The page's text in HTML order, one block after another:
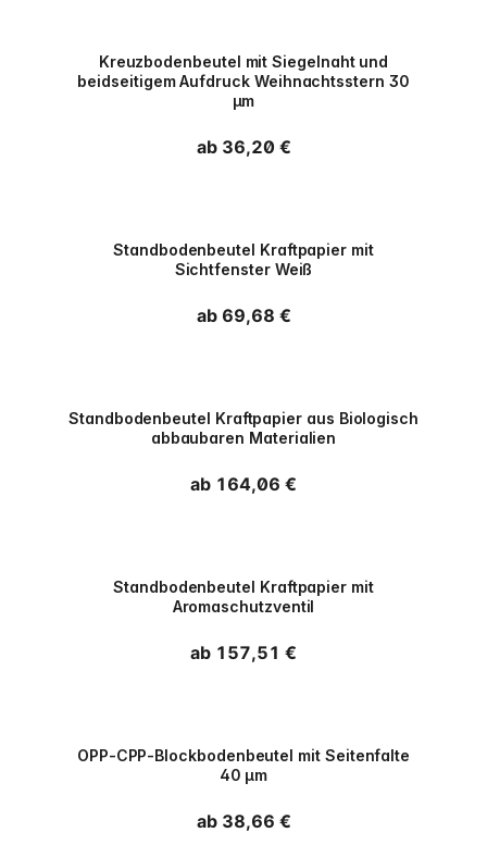
Kreuzbodenbeutel mit Siegelnaht und
beidseitigem Aufdruck Weihnachtsstern 30
µm
Normaler Preis
ab 36,20 €
Standbodenbeutel Kraftpapier mit
Sichtfenster Weiß
Normaler Preis
ab 69,68 €
Standbodenbeutel Kraftpapier aus Biologisch
abbaubaren Materialien
Normaler Preis
ab 164,06 €
Standbodenbeutel Kraftpapier mit
Aromaschutzventil
Normaler Preis
ab 157,51 €
OPP-CPP-Blockbodenbeutel mit Seitenfalte
40 µm
Normaler Preis
ab 38,66 €